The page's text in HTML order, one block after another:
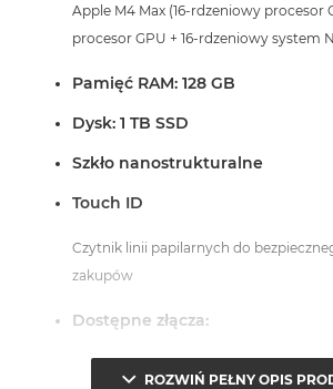
Apple M4 Max (16-rdzeniowy procesor
procesor GPU + 16-rdzeniowy system
Pamięć RAM: 128 GB
Dysk: 1 TB SSD
Szkło nanostrukturalne
Touch ID
Czytnik linii papilarnych do
zakupów
Dostępne złącza:
3 x Thunderbolt 5 (USB-C)
ROZWIŃ PEŁNY OPIS